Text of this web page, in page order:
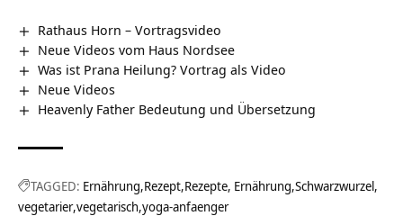
Rathaus Horn‏‎ – Vortragsvideo
Neue Videos vom Haus Nordsee
Was ist Prana Heilung? Vortrag als Video
Neue Videos
Heavenly Father Bedeutung und Übersetzung
TAGGED: Ernährung Rezept Rezepte, Ernährung Schwarzwurzel
vegetarier vegetarisch yoga-anfaenger